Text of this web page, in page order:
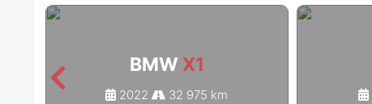
BMW X1
2022 32 975 km